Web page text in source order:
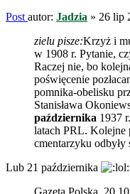
Post autor: Jadzia » 26 lip
zielu pisze:Krzyż i
w 1908 r. Pytanie,
Raczej nie, bo
poświęcenie
pomnika-obelisku
Stanisława
października 1937
latach PRL. Kolejne
cmentarzyku odbyły
Lub 21 października